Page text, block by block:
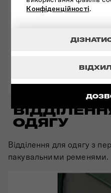
Конфіденційності.
ОДЯГУ
Відділення для одягу з
пакувальними ременями.